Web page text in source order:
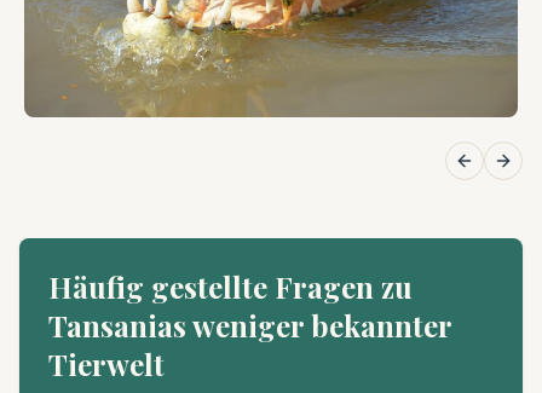
Previous
Häufig gestellte Fragen zu
Tansanias weniger bekannter
Tierwelt